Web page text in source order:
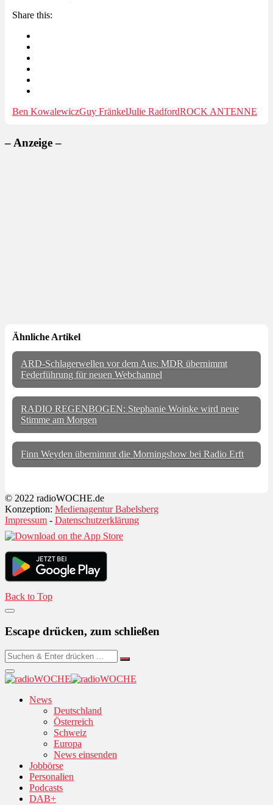
Share this:
Ben KowalewiczGuy FränkelJulie RadfordROCK ANTENNE
– Anzeige –
Ähnliche Artikel
ARD-Schlagerwellen vor dem Aus: MDR übernimmt
Federführung für neuen Webchannel
RADIO REGENBOGEN: Stephanie Woinke wird neue
Stimme am Morgen
Finn Weyden übernimmt die Morningshow bei Radio Erft
© 2022 radioWOCHE.de
Konzeption: Medienagentur Babelsberg
Impressum - Datenschutzerklärung
Back to Top
Escape drücken, zum schließen
News
Deutschland
Österreich
Schweiz
Europa
News einsenden
Jobbörse
Personalien
Podcasts
DAB+